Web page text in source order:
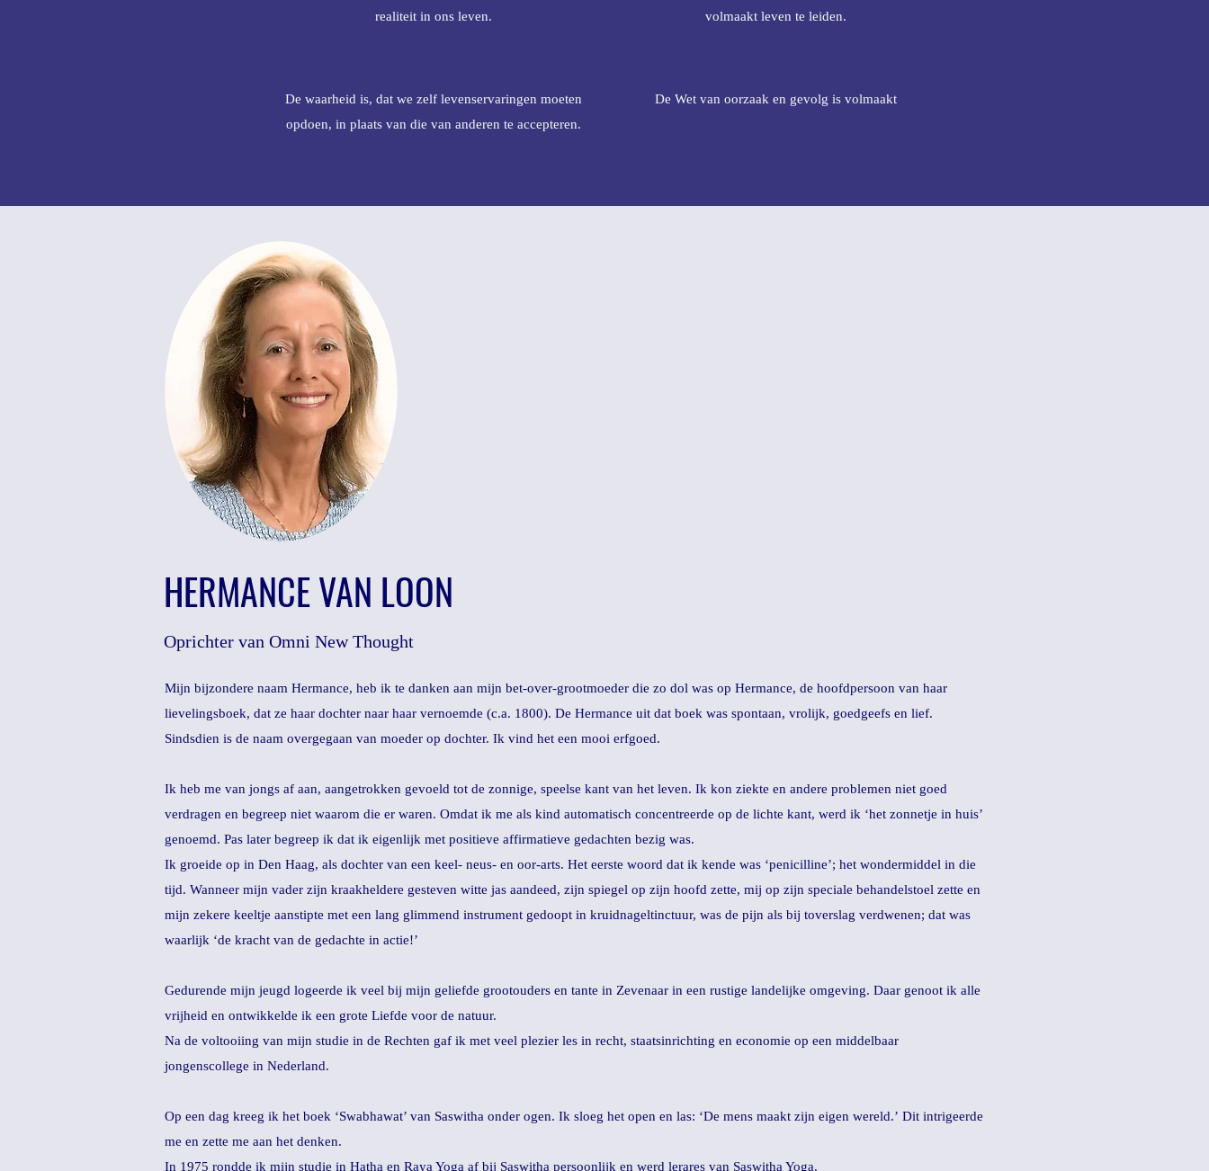
realiteit in ons leven.
volmaakt leven te leiden.
De waarheid is, dat we zelf levenservaringen moeten
opdoen, in plaats van die van anderen te accepteren.
De Wet van oorzaak en gevolg is volmaakt
HERMANCE VAN LOON
Oprichter van Omni New Thought
Mijn bijzondere naam Hermance, heb ik te danken aan mijn bet-over-grootmoeder die zo dol was op Hermance, de hoofdpersoon van haar
lievelingsboek, dat ze haar dochter naar haar vernoemde (c.a. 1800). De Hermance uit dat boek was spontaan, vrolijk, goedgeefs en lief.
Sindsdien is de naam overgegaan van moeder op dochter. Ik vind het een mooi erfgoed.
Ik heb me van jongs af aan, aangetrokken gevoeld tot de zonnige, speelse kant van het leven. Ik kon ziekte en andere problemen niet goed
verdragen en begreep niet waarom die er waren. Omdat ik me als kind automatisch concentreerde op de lichte kant, werd ik ‘het zonnetje in huis’
genoemd. Pas later begreep ik dat ik eigenlijk met positieve affirmatieve gedachten bezig was.
Ik groeide op in Den Haag, als dochter van een keel- neus- en oor-arts. Het eerste woord dat ik kende was ‘penicilline’; het wondermiddel in die
tijd. Wanneer mijn vader zijn kraakheldere gesteven witte jas aandeed, zijn spiegel op zijn hoofd zette, mij op zijn speciale behandelstoel zette en
mijn zekere keeltje aanstipte met een lang glimmend instrument gedoopt in kruidnageltinctuur, was de pijn als bij toverslag verdwenen; dat was
waarlijk ‘de kracht van de gedachte in actie!’
Gedurende mijn jeugd logeerde ik veel bij mijn geliefde grootouders en tante in Zevenaar in een rustige landelijke omgeving. Daar genoot ik alle
vrijheid en ontwikkelde ik een grote Liefde voor de natuur.
Na de voltooiing van mijn studie in de Rechten gaf ik met veel plezier les in recht, staatsinrichting en economie op een middelbaar
jongenscollege in Nederland.
Op een dag kreeg ik het boek ‘Swabhawat’ van Saswitha onder ogen. Ik sloeg het open en las: ‘De mens maakt zijn eigen wereld.’ Dit intrigeerde
me en zette me aan het denken.
In 1975 rondde ik mijn studie in Hatha en Raya Yoga af bij Saswitha persoonlijk en werd lerares van Saswitha Yoga.